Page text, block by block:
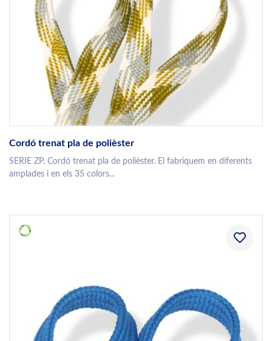
Cordó trenat pla de polièster
SERIE ZP. Cordó trenat pla de polièster. El fabriquem en diferents
amplades i en els 35 colors...